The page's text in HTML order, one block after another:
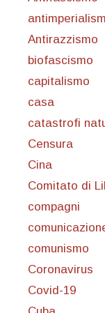
Antirazzismo
biofascismo
capitalismo
casa
catastrofi
Censura
Cina
Comitato di
compagni
comunismo
Coronavirus
Covid-19